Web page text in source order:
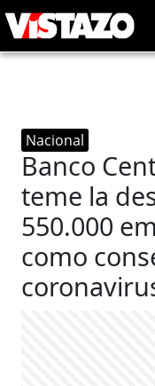
Nacional
Banco
teme la
550.000
como